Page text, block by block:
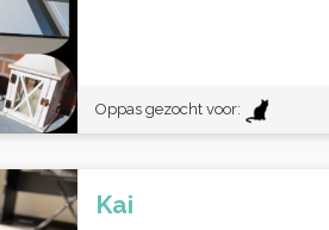
Oppas gezocht voor:
Kai